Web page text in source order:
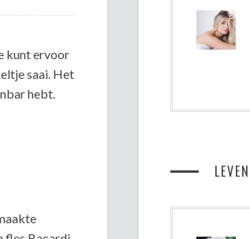
kunt ervoor
saai. Het
hebt.